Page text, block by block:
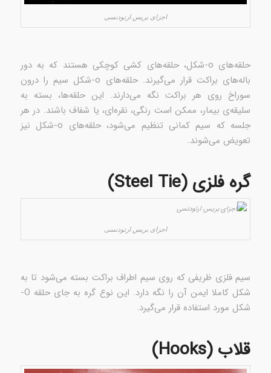
اجزای بریس‌ ارتودنسی
حلقه‌های o-شکل، حلقه‌های کشی کوچکی هستند که به دور
باله‌های براکت قرار می‌گیرند. حلقه‌های o-شکل سیم را درون
سوراخ روی هر براکت نگه می‌دارند. این حلقه‌ها، بسته به
سلیقه‌ی بیمار، ممکن است رنگی، نقره‌ای، یا شفاف باشند. در هر
جلسه که سیم کمانی تنظیم می‌شود، حلقه‌های o-شکل نیز
تعویض می‌شوند.
گره فلزی (Steel Tie)
اجزای بریس‌ ارتودنسی
سیم فلزی ظریفی که روی سیم اطراف براکت بسته می‌شود تا به
شکل کاملا ایمن آن را نگه دارد. این نوع گره به جای حلقه O-
شکل مورد استفاده قرار می‌گیرد.
قلاب (Hooks)